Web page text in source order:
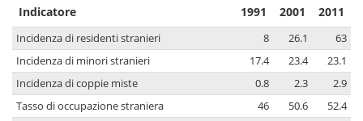
Indicatore 1991 2001 2011
Incidenza di residenti stranieri 8 26.1
63
Incidenza di minori stranieri
17.4 23.4
23.1
Incidenza di coppie miste
0.8 2.3
2.9
Tasso di occupazione straniera
46 50.6
52.4